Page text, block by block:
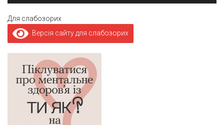
Для слабозорих
Версія сайту для слабозорих